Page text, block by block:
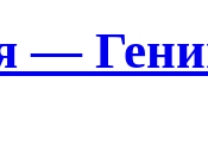
—